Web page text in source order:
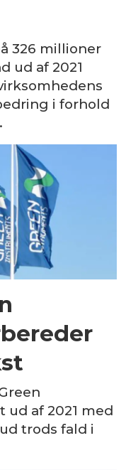
326 millioner
ud af 2021
i forhold
ud af 2021 med
trods fald i